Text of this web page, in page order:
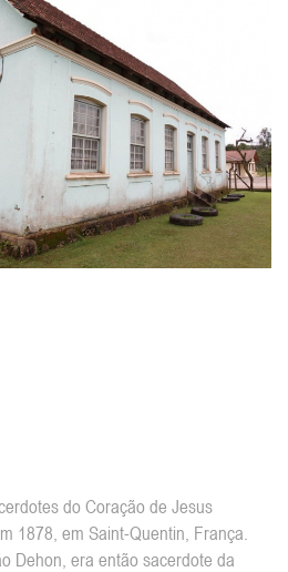
do Coração de Jesus
1878, em Saint-Quentin, França.
Dehon, era então sacerdote da